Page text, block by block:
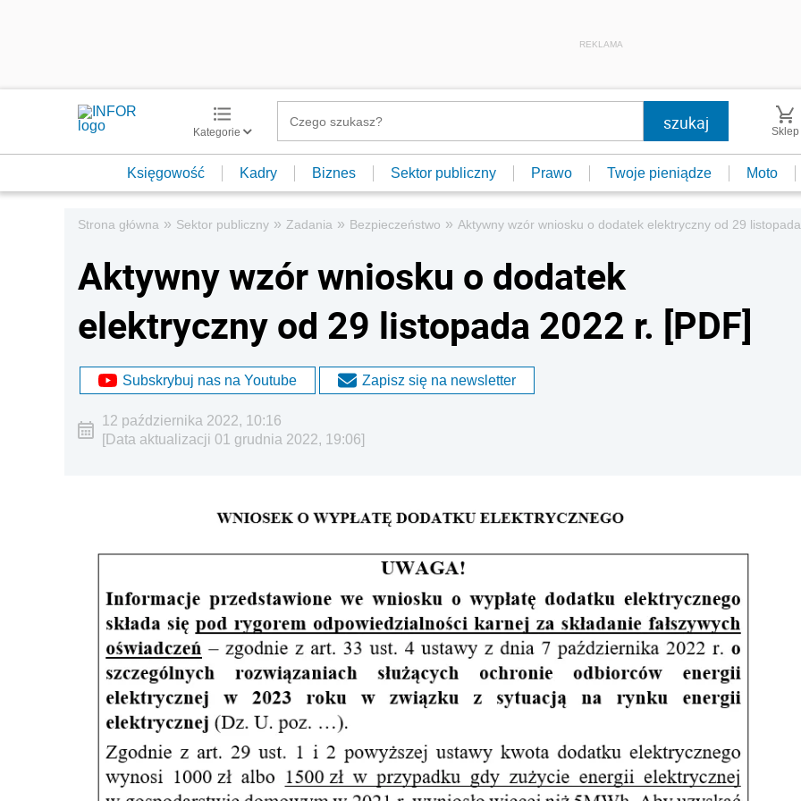
REKLAMA
Kategorie Sklep
Księgowość Kadry Biznes Sektor publiczny Prawo Twoje pieniądze Moto
Strona główna » Sektor publiczny » Zadania » Bezpieczeństwo » Aktywny wzór wniosku o dodatek elektryczny od 29
Aktywny wzór wniosku o dodatek
elektryczny od 29 listopada 2022 r. [PDF]
Subskrybuj nas na Youtube Zapisz się na newsletter
12 października 2022, 10:16
[Data aktualizacji 01 grudnia 2022, 19:06]